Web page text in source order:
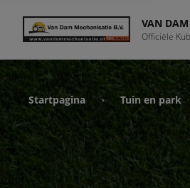
VAN
Officiële
Startpagina › Tuin en park